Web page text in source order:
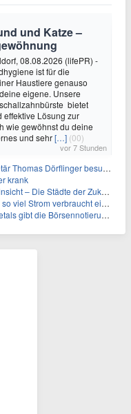
und Katze –
08.08.2026 (lifePR) -
ist für die
Haustiere genauso
eigene. Unsere
bietet
effektive Lösung zur
wie gewöhnst du deine
und sehr[…] (00)
vor 7 Stunden
Handwerksbetrieb im Kammerbezirk Freiburg
krank
Städte der Zukunft sind grün-blau
verbraucht ein Aufzug im Gebäude
an der Frankfurter Wertpapierbörse bekannt